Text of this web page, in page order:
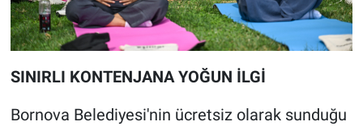
SINIRLI KONTENJANA YOĞUN İLGİ
Bornova Belediyesi'nin ücretsiz olarak sunduğu